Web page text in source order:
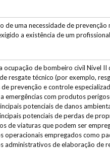
de uma necessidade de
a existência de um
ocupação de bombeiro civil Nível II
resgate técnico (por exemplo,
prevenção e controle
emergências com produtos
potenciais de danos
potenciais de perdas de
de viaturas que podem ser
operacionais empregados como
administrativos de elaboração de